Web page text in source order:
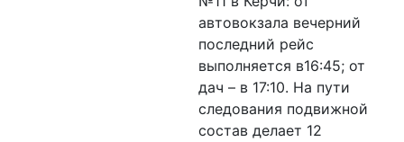
автовокзала вечерний
последний рейс
выполняется в16:45; от
дач – в 17:10. На пути
следования подвижной
состав делает 12